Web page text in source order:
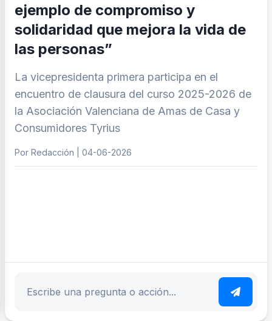
ejemplo de compromiso y
solidaridad que mejora la vida de
las personas”
La vicepresidenta primera participa en el
encuentro de clausura del curso 2025-2026 de
la Asociación Valenciana de Amas de Casa y
Consumidores Tyrius
Por Redacción | 04-06-2026
Escribe tu pregunta